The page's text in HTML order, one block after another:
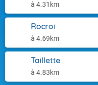
à 4.31km
Rocroi
à 4.69km
Taillette
à 4.83km